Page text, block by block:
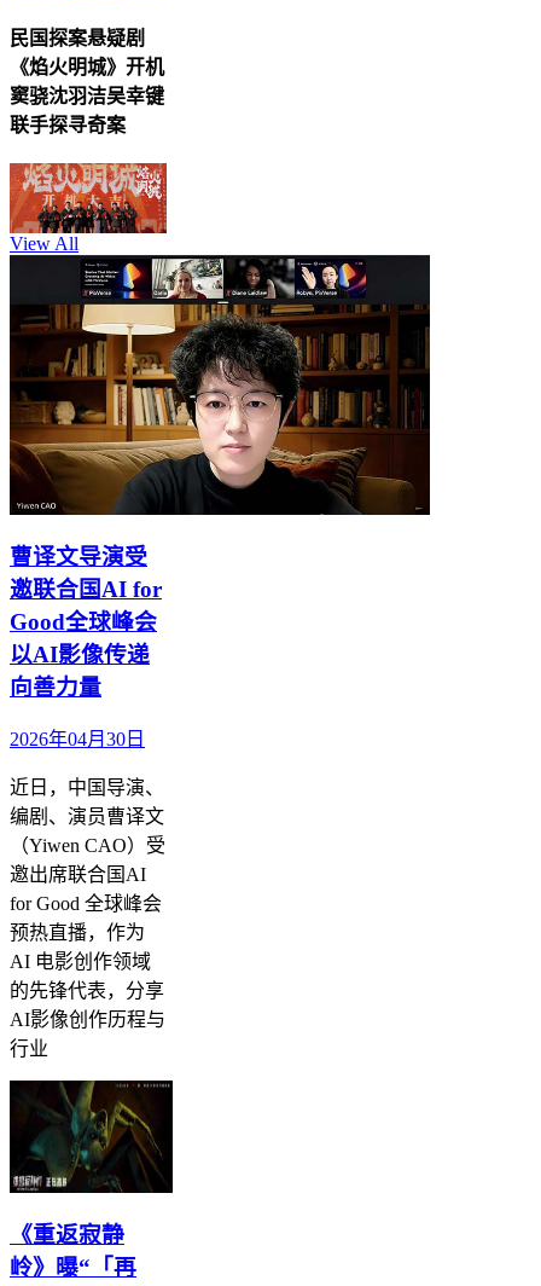
民国探案悬疑剧
《焰火明城》开机
窦骁沈羽洁吴幸键
联手探寻奇案
View All
曹译文导演受
邀联合国AI for
Good全球峰会
以AI影像传递
向善力量
2026年04月30日
近日，中国导演、
编剧、演员曹译文
（Yiwen CAO）受
邀出席联合国AI
for Good 全球峰会
预热直播，作为
AI 电影创作领域
的先锋代表，分享
AI影像创作历程与
行业
《重返寂静
岭》曝“「再